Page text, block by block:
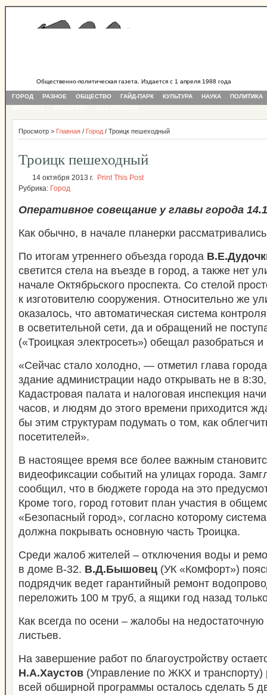
Общественно-политическая газета. Издается с 1 апреля 1988 года
ГОРОД РАЗНОЕ ОБЩЕСТВО ГАЙД-ПАРК КУЛЬТУРА НАУКА
ПОЛИТИКА
Просмотр > Главная / Город / Троицк пешеходный
Троицк пешеходный
14 октября 2013 г. Print This Post
Рубрика: Город
Оперативное совещание у главы города
Как обычно, в начале планерки
По итогам утреннего объезда города
светится стела на въезде в город, а также нет
начале Октябрьского проспекта. Со стелой
к изготовителю сооружения. Относительно же
оказалось, что автоматическая система
в осветительной сети, да и обращений не
(«Троицкая электросеть») обещал разобраться и
«Сейчас стало холодно, — отметил глава
здание администрации надо открывать не в
Кадастровая палата и налоговая инспекция
часов, и людям до этого времени приходится
бы этим структурам подумать о том, как
посетителей».
В настоящее время все более важным
видеофиксации событий на улицах города.
сообщил, что в бюджете города на это
Кроме того, город готовит план участия в
«Безопасный город», согласно которому
должна покрывать основную часть Троицка.
Среди жалоб жителей – отключения воды и
в доме В-32. В.Д.Бышовец (УК «Комфорт»)
подрядчик ведет гарантийный ремонт
переложить 100 м труб, а ящики год назад
Как всегда по осени – жалобы на
листьев.
На завершение работ по благоустройству
Н.А.Хаустов (Управление по ЖКХ и транспорту)
всей обширной программы осталось сделать 5